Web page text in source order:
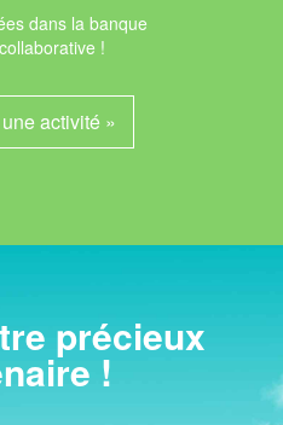
dans la banque
!
activité »
précieux
!